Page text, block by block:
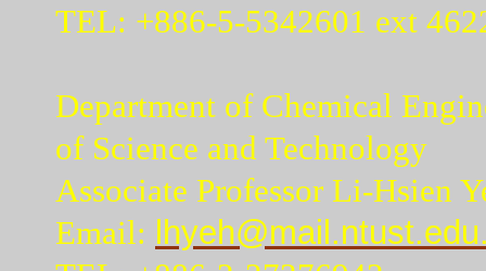
TEL: +886-5-5342601 ext
Department of Chemical
of Science and Technology
Associate Professor Li-Hsien
Email: